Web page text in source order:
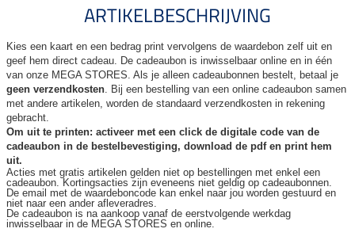
ARTIKELBESCHRIJVING
Kies een kaart en een bedrag print vervolgens de waardebon zelf uit en
geef hem direct cadeau. De cadeaubon is inwisselbaar online en in één
van onze MEGA STORES. Als je alleen cadeaubonnen bestelt, betaal je
geen verzendkosten. Bij een bestelling van een online cadeaubon samen
met andere artikelen, worden de standaard verzendkosten in rekening
gebracht.
Om uit te printen: activeer met een click de digitale code van de
cadeaubon in de bestelbevestiging, download de pdf en print hem
uit.
Acties met gratis artikelen gelden niet op bestellingen met enkel een
cadeaubon. Kortingsacties zijn eveneens niet geldig op cadeaubonnen.
De email met de waardeboncode kan enkel naar jou worden gestuurd en
niet naar een ander afleveradres.
De cadeaubon is na aankoop vanaf de eerstvolgende werkdag
inwisselbaar in de MEGA STORES en online.